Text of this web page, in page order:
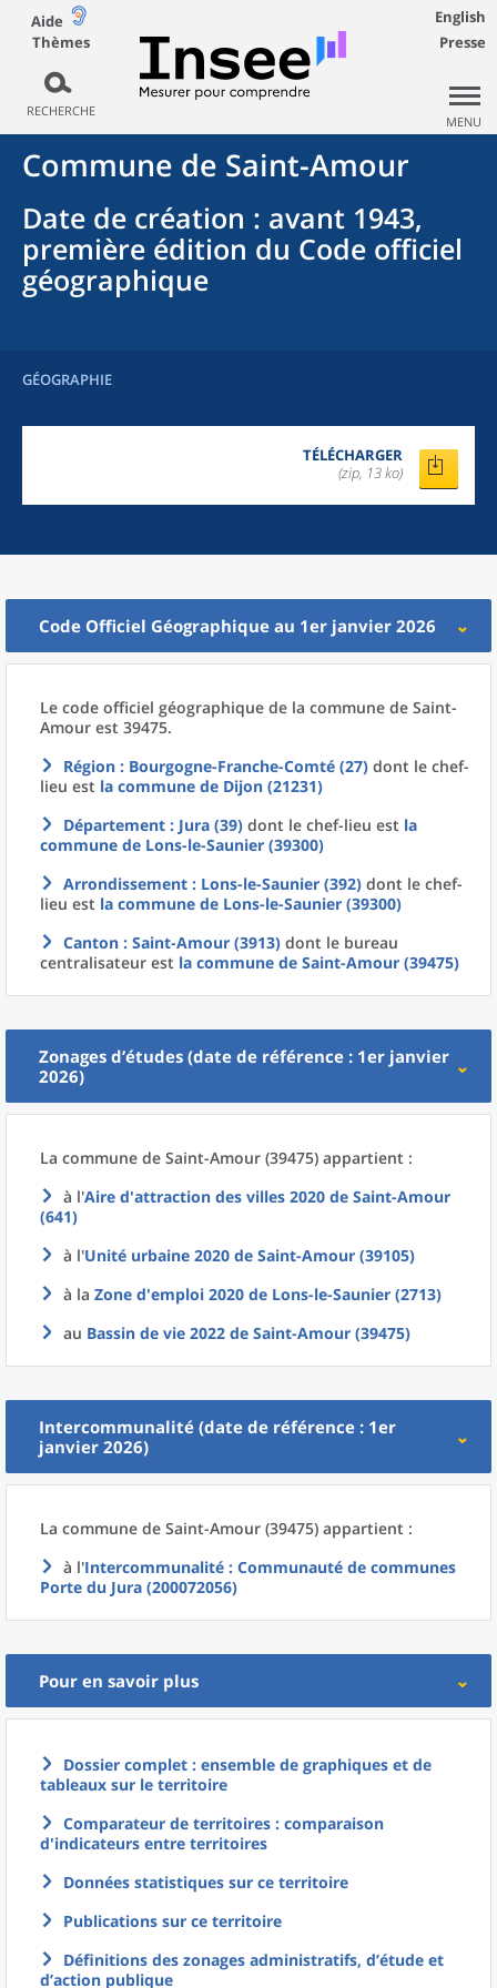
Aide
Thèmes
RECHERCHE
English
Presse
MENU
Commune de Saint-Amour
Date de création : avant 1943,
première édition du Code officiel
géographique
GÉOGRAPHIE
TÉLÉCHARGER
(zip, 13 ko)
Code Officiel Géographique au 1er janvier 2026
Le code officiel géographique de la commune de Saint-
Amour est 39475.
Région : Bourgogne-Franche-Comté (27) dont le chef-
lieu est la commune de Dijon (21231)
Département : Jura (39) dont le chef-lieu est la
commune de Lons-le-Saunier (39300)
Arrondissement : Lons-le-Saunier (392) dont le chef-
lieu est la commune de Lons-le-Saunier (39300)
Canton : Saint-Amour (3913) dont le bureau
centralisateur est la commune de Saint-Amour (39475)
Zonages d’études (date de référence : 1er janvier
2026)
La commune de Saint-Amour (39475) appartient :
à l'Aire d'attraction des villes 2020 de Saint-Amour
(641)
à l'Unité urbaine 2020 de Saint-Amour (39105)
à la Zone d'emploi 2020 de Lons-le-Saunier (2713)
au Bassin de vie 2022 de Saint-Amour (39475)
Intercommunalité (date de référence : 1er
janvier 2026)
La commune de Saint-Amour (39475) appartient :
à l'Intercommunalité : Communauté de communes
Porte du Jura (200072056)
Pour en savoir plus
Dossier complet : ensemble de graphiques et de
tableaux sur le territoire
Comparateur de territoires : comparaison
d'indicateurs entre territoires
Données statistiques sur ce territoire
Publications sur ce territoire
Définitions des zonages administratifs, d’étude et
d’action publique